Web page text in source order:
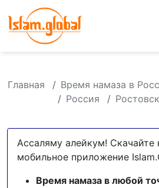
Главная
Время намаза в
Россия
Ассаляму алейкум! Скачайте
мобильное приложение
Время намаза в любой